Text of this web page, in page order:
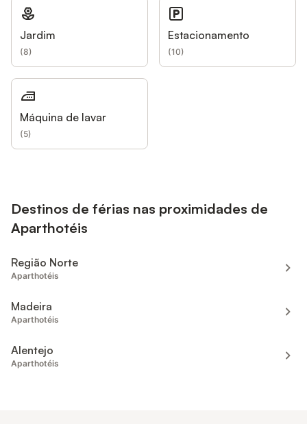
Jardim
(8)
Estacionamento
(10)
Máquina de lavar
(5)
Destinos de férias nas proximidades de
Aparthotéis
Região Norte
Aparthotéis
Madeira
Aparthotéis
Alentejo
Aparthotéis